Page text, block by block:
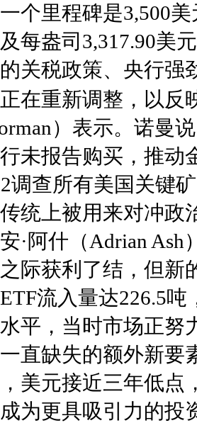
个里程碑是3,500
每盎司3,317.90美
的关税政策、央行
在重新调整，以反
）表示。诺曼
未报告购买，推动
调查所有美国关键
统上被用来对冲政
·阿什（Adrian
际获利了结，但新
流入量达226.5
平，当时市场正努
直缺失的额外新要
美元接近三年低点
为更具吸引力的投